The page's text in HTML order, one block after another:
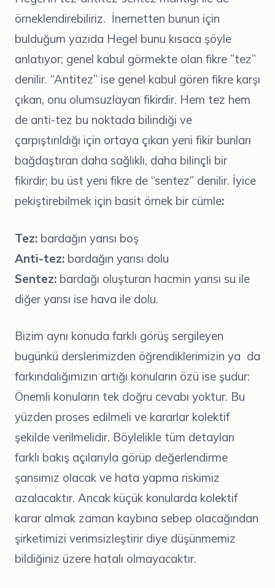
örneklendirebiliriz. İnernetten bunun için
bulduğum yazıda Hegel bunu kısaca şöyle
anlatıyor; genel kabul görmekte olan fikre ”tez”
denilir. “Antitez” ise genel kabul gören fikre karşı
çıkan, onu olumsuzlayan fikirdir. Hem tez hem
de anti-tez bu noktada bilindiği ve
çarpıştırıldığı için ortaya çıkan yeni fikir bunları
bağdaştıran daha sağlıklı, daha bilinçli bir
fikirdir; bu üst yeni fikre de “sentez” denilir. İyice
pekiştirebilmek için basit örnek bir cümle:
Tez: bardağın yarısı boş
Anti-tez: bardağın yarısı dolu
Sentez: bardağı oluşturan hacmin yarısı su ile
diğer yarısı ise hava ile dolu.
Bizim aynı konuda farklı görüş sergileyen
bugünkü derslerimizden öğrendiklerimizin ya da
farkındalığımızın artığı konuların özü ise şudur:
Önemli konuların tek doğru cevabı yoktur. Bu
yüzden proses edilmeli ve kararlar kolektif
şekilde verilmelidir. Böylelikle tüm detayları
farklı bakış açılarıyla görüp değerlendirme
şansımız olacak ve hata yapma riskimiz
azalacaktır. Ancak küçük konularda kolektif
karar almak zaman kaybına sebep olacağından
şirketimizi verimsizleştirir diye düşünmemiz
bildiğiniz üzere hatalı olmayacaktır.